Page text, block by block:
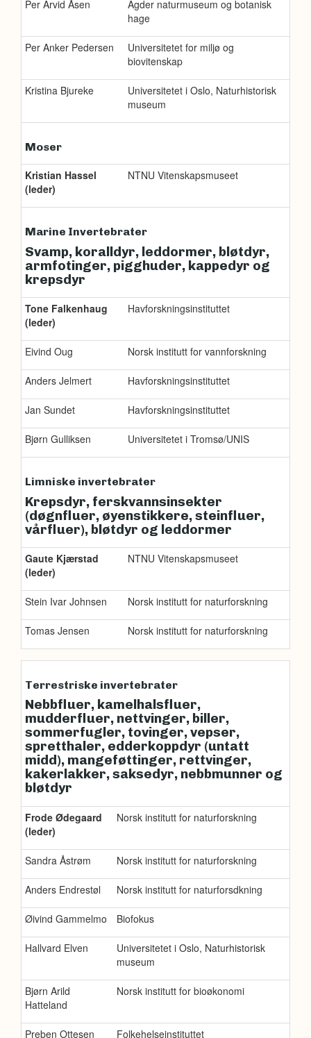
Per Arvid Åsen
Agder naturmuseum og botanisk
hage
Per Anker Pedersen
Universitetet for miljø og
biovitenskap
Kristina Bjureke
Universitetet i Oslo, Naturhistorisk
museum
Moser
Kristian Hassel
(leder)
NTNU Vitenskapsmuseet
Marine Invertebrater
Svamp, koralldyr, leddormer, bløtdyr,
armfotinger, pigghuder, kappedyr og
krepsdyr
Tone Falkenhaug
(leder)
Havforskningsinstituttet
Eivind Oug Norsk institutt for vannforskning
Anders Jelmert Havforskningsinstituttet
Jan Sundet Havforskningsinstituttet
Bjørn Gulliksen Universitetet i Tromsø/UNIS
Limniske invertebrater
Krepsdyr, ferskvannsinsekter
(døgnfluer, øyenstikkere, steinfluer,
vårfluer), bløtdyr og leddormer
Gaute Kjærstad
(leder)
NTNU Vitenskapsmuseet
Stein Ivar Johnsen Norsk institutt for naturforskning
Tomas Jensen Norsk institutt for naturforskning
Terrestriske invertebrater
Nebbfluer, kamelhalsfluer,
mudderfluer, nettvinger, biller,
sommerfugler, tovinger, vepser,
spretthaler, edderkoppdyr (untatt
midd), mangeføttinger, rettvinger,
kakerlakker, saksedyr, nebbmunner og
bløtdyr
Frode Ødegaard
(leder)
Norsk institutt for naturforskning
Sandra Åstrøm Norsk institutt for naturforskning
Anders Endrestøl Norsk institutt for naturforsdkning
Øivind Gammelmo Biofokus
Hallvard Elven
Universitetet i Oslo, Naturhistorisk
museum
Bjørn Arild
Hatteland
Norsk institutt for bioøkonomi
Preben Ottesen Folkehelseinstituttet